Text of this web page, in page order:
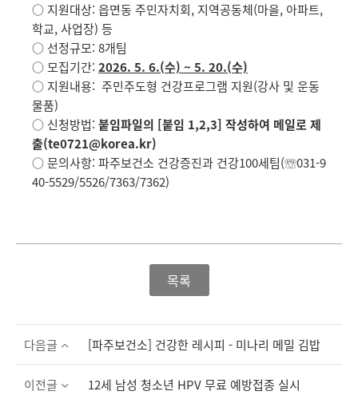
○ 지원대상: 읍면동 주민자치회, 지역공동체(마을, 아파트,
학교, 사업장) 등
○ 선정규모: 8개팀
○ 모집기간: 2026. 5. 6.(수) ~ 5. 20.(수)
○ 지원내용: 주민주도형 건강프로그램 지원(강사 및 운동
물품)
○ 신청방법: 붙임파일의 [붙임 1,2,3] 작성하여 메일로 제
출(te0721@korea.kr)
○ 문의사항: 파주보건소 건강증진과 건강100세팀(☏031-9
40-5529/5526/7363/7362)
목록
다음글 [파주보건소] 건강한 레시피 - 미나리 메밀 김밥
이전글 12세 남성 청소년 HPV 무료 예방접종 실시